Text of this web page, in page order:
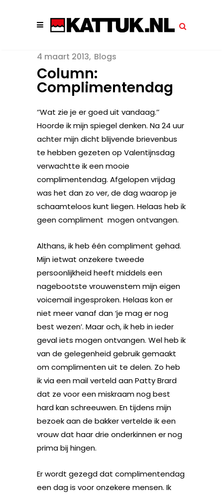
4 maart 2013 Blogs
Column:
Complimentendag
‘’Wat zie je er goed uit vandaag.’’
Hoorde ik mijn spiegel denken. Na 24 uur
achter mijn dicht blijvende brievenbus
te hebben gezeten op Valentijnsdag
verwachtte ik een mooie
complimentendag. Afgelopen vrijdag
was het dan zo ver, de dag waarop je
schaamteloos kunt liegen. Helaas heb ik
geen compliment mogen ontvangen.
Althans, ik heb één compliment gehad.
Mijn ietwat onzekere tweede
persoonlijkheid heeft middels een
nagebootste vrouwenstem mijn eigen
voicemail ingesproken. Helaas kon er
niet meer vanaf dan ‘je mag er nog
best wezen’. Maar och, ik heb in ieder
geval iets mogen ontvangen. Wel heb ik
van de gelegenheid gebruik gemaakt
om complimenten uit te delen. Zo heb
ik via een mail verteld aan Patty Brard
dat ze voor een miskraam nog best
hard kan schreeuwen. En tijdens mijn
bezoek aan de bakker vertelde ik een
vrouw dat haar drie onderkinnen er nog
prima bij hingen.
Er wordt gezegd dat complimentendag
een dag is voor onzekere mensen. Ik